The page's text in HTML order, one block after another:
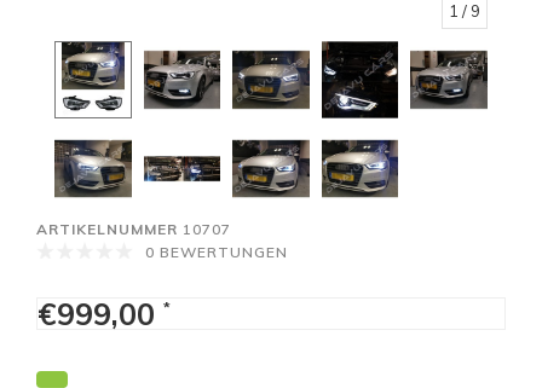
1 / 9
ARTIKELNUMMER 10707
0 BEWERTUNGEN
€999,00 *